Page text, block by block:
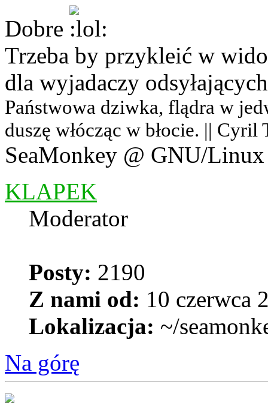
Dobre
Trzeba by przykleić w
dla wyjadaczy
Państwowa dziwka, flądra w
duszę włócząc w błocie. ||
SeaMonkey @ GNU/Linux
KLAPEK
Moderator
Posty: 2190
Z nami od: 10 czerwca
Lokalizacja: ~/
Na górę